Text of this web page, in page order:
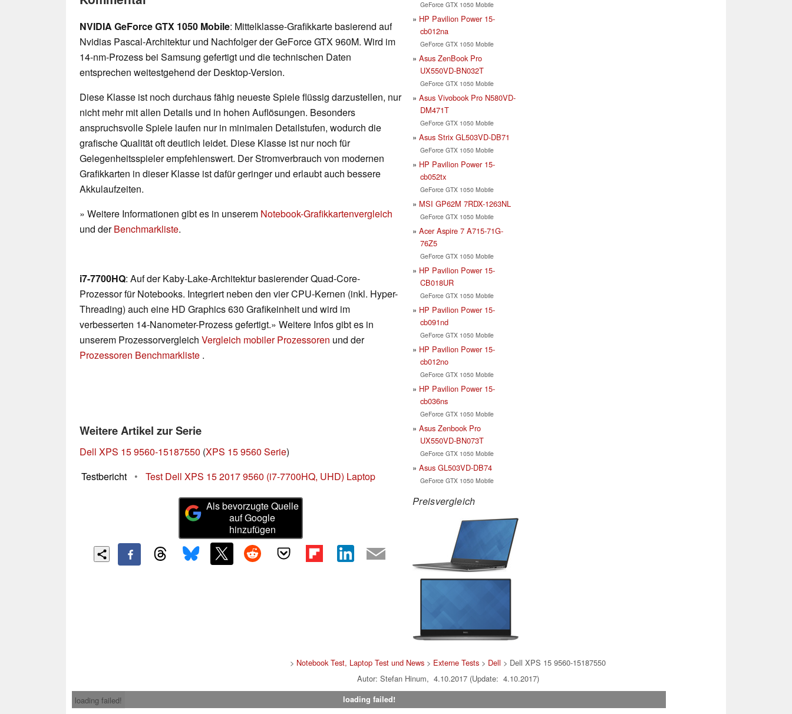
NVIDIA GeForce GTX 1050 Mobile: Mittelklasse-Grafikkarte basierend auf
Nvidias Pascal-Architektur und Nachfolger der GeForce GTX 960M. Wird im
14-nm-Prozess bei Samsung gefertigt und die technischen Daten
entsprechen weitestgehend der Desktop-Version.
Diese Klasse ist noch durchaus fähig neueste Spiele flüssig darzustellen, nur
nicht mehr mit allen Details und in hohen Auflösungen. Besonders
anspruchsvolle Spiele laufen nur in minimalen Detailstufen, wodurch die
grafische Qualität oft deutlich leidet. Diese Klasse ist nur noch für
Gelegenheitsspieler empfehlenswert. Der Stromverbrauch von modernen
Grafikkarten in dieser Klasse ist dafür geringer und erlaubt auch bessere
Akkulaufzeiten.
» Weitere Informationen gibt es in unserem Notebook-Grafikkartenvergleich
und derBenchmarkliste.
i7-7700HQ: Auf der Kaby-Lake-Architektur basierender Quad-Core-
Prozessor für Notebooks. Integriert neben den vier CPU-Kernen (inkl. Hyper-
Threading) auch eine HD Graphics 630 Grafikeinheit und wird im
verbesserten 14-Nanometer-Prozess gefertigt.» Weitere Infos gibt es in
unserem Prozessorvergleich Vergleich mobiler Prozessoren und der
Prozessoren Benchmarkliste .
Weitere Artikel zur Serie
Dell XPS 15 9560-15187550 (XPS 15 9560 Serie)
Testbericht
• Test Dell XPS 15 2017 9560 (i7-7700HQ, UHD) Laptop
Als bevorzugte Quelle
auf Google
hinzufügen
GeForce GTX 1050 Mobile
HP Pavilion Power 15-
cb012na
GeForce GTX 1050 Mobile
Asus ZenBook Pro
UX550VD-BN032T
GeForce GTX 1050 Mobile
Asus Vivobook Pro N580VD-
DM471T
GeForce GTX 1050 Mobile
Asus Strix GL503VD-DB71
GeForce GTX 1050 Mobile
HP Pavilion Power 15-
cb052tx
GeForce GTX 1050 Mobile
MSI GP62M 7RDX-1263NL
GeForce GTX 1050 Mobile
Acer Aspire 7 A715-71G-
76Z5
GeForce GTX 1050 Mobile
HP Pavilion Power 15-
CB018UR
GeForce GTX 1050 Mobile
HP Pavilion Power 15-
cb091nd
GeForce GTX 1050 Mobile
HP Pavilion Power 15-
cb012no
GeForce GTX 1050 Mobile
HP Pavilion Power 15-
cb036ns
GeForce GTX 1050 Mobile
Asus Zenbook Pro
UX550VD-BN073T
GeForce GTX 1050 Mobile
Asus GL503VD-DB74
GeForce GTX 1050 Mobile
Preisvergleich
> Notebook Test, Laptop Test und News > Externe Tests > Dell > Dell XPS 15 9560-15187550
Autor: Stefan Hinum, 4.10.2017 (Update: 4.10.2017)
loading failed!
loading failed!